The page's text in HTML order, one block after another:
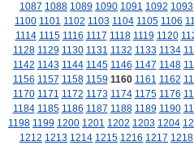
1087 1088 1089 1090 1091 1092 1093
1100 1101 1102 1103 1104 1105 1106
1114 1115 1116 1117 1118 1119 1120
1128 1129 1130 1131 1132 1133 1134
1142 1143 1144 1145 1146 1147 1148
1156 1157 1158 1159 1160 1161 1162
1170 1171 1172 1173 1174 1175 1176
1184 1185 1186 1187 1188 1189 1190
1198 1199 1200 1201 1202 1203 1204
1212 1213 1214 1215 1216 1217 1218